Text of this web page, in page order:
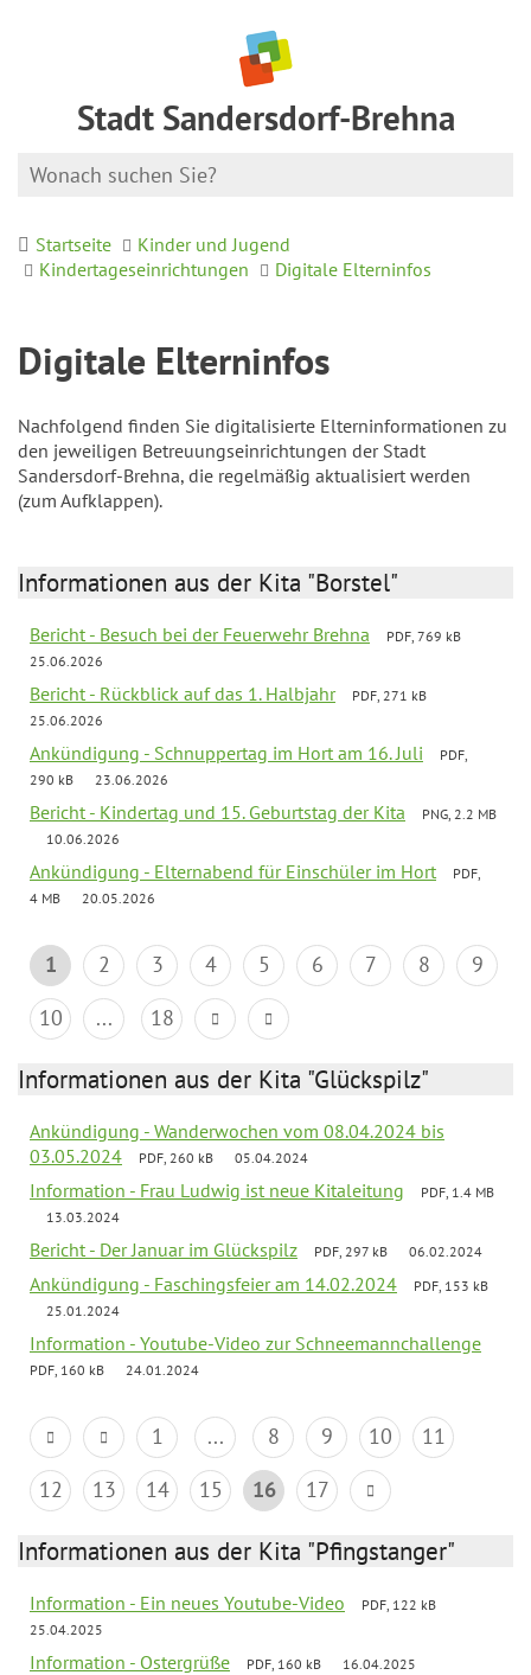
Stadt Sandersdorf-Brehna
Startseite
Kinder und Jugend
Kindertageseinrichtungen
Digitale Elterninfos
Digitale Elterninfos
Nachfolgend finden Sie digitalisierte Elterninformationen zu
den jeweiligen Betreuungseinrichtungen der Stadt
Sandersdorf-Brehna, die regelmäßig aktualisiert werden
(zum Aufklappen).
Informationen aus der Kita "Borstel"
Bericht - Besuch bei der Feuerwehr Brehna
PDF, 769 kB
25.06.2026
Bericht - Rückblick auf das 1. Halbjahr
PDF, 271 kB
25.06.2026
Ankündigung - Schnuppertag im Hort am 16. Juli
PDF,
290 kB
23.06.2026
Bericht - Kindertag und 15. Geburtstag der Kita
PNG, 2.2 MB
10.06.2026
Ankündigung - Elternabend für Einschüler im Hort
PDF,
4 MB
20.05.2026
1 2 3 4 5 6 7 8
9
10
... 18
Informationen aus der Kita "Glückspilz"
Ankündigung - Wanderwochen vom 08.04.2024 bis
03.05.2024
PDF, 260 kB 05.04.2024
Information - Frau Ludwig ist neue Kitaleitung
PDF, 1.4 MB
13.03.2024
Bericht - Der Januar im Glückspilz PDF, 297 kB 06.02.2024
Ankündigung - Faschingsfeier am 14.02.2024
PDF, 153 kB
25.01.2024
Information - Youtube-Video zur Schneemannchallenge
PDF, 160 kB 24.01.2024
1 ... 8 9 10
11
12
13 14 15 16 17
Informationen aus der Kita "Pfingstanger"
Information - Ein neues Youtube-Video
PDF, 122 kB
25.04.2025
Information - Ostergrüße PDF, 160 kB 16.04.2025